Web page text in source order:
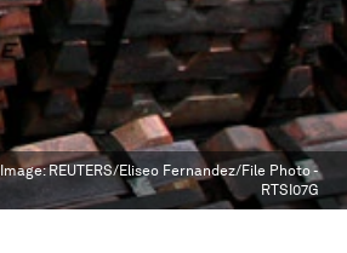
Image:REUTERS/Eliseo Fernandez/File Photo -
RTSI07G